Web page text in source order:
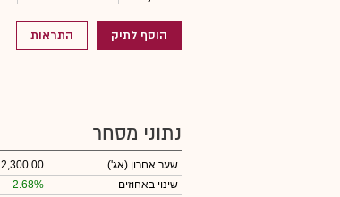
הוסף לתיק התראות
נתוני מסחר
שער אחרון (אג')
2,300.00
שינוי באחוזים
2.68%